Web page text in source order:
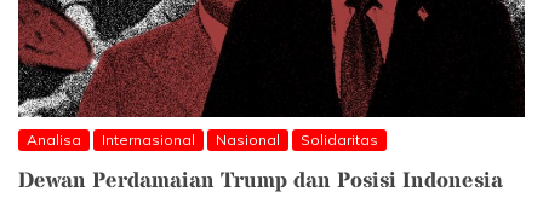
Analisa Internasional Nasional Solidaritas
Dewan Perdamaian Trump dan Posisi Indonesia